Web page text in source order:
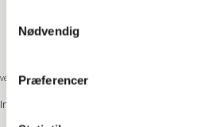
Nødvendig
Præferencer
velvære
Individuelle løsninger, skræddersyet til dig.